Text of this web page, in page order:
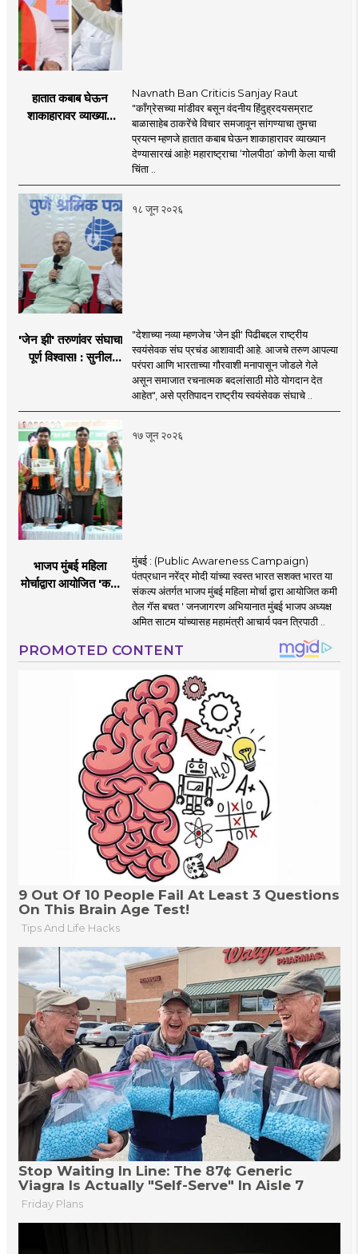
हातात कबाब घेऊन
शाकाहारावर व्याख्यान
Navnath Ban Criticis Sanjay Raut
"काँग्रेसच्या मांडीवर बसून वंदनीय हिंदुह्रदयसम्राट
बाळासाहेब ठाकरेंचे विचार समजावून सांगण्याचा तुमचा
प्रयत्न म्हणजे हातात कबाब घेऊन शाकाहारावर व्याख्यान
देण्यासारखं आहे! महाराष्ट्राचा ‘गोलपीठा’ कोणी केला याची
चिंता ..
१८ जून २०२६
'जेन झी' तरुणांवर संघाचा
पूर्ण विश्वास! : सुनील
"देशाच्या नव्या म्हणजेच 'जेन झी' पिढीबद्दल राष्ट्रीय
स्वयंसेवक संघ प्रचंड आशावादी आहे. आजचे तरुण आपल्या
परंपरा आणि भारताच्या गौरवाशी मनापासून जोडले गेले
असून समाजात रचनात्मक बदलांसाठी मोठे योगदान देत
आहेत", असे प्रतिपादन राष्ट्रीय स्वयंसेवक संघाचे ..
१७ जून २०२६
भाजप मुंबई महिला
मोर्चाद्वारा आयोजित 'कमी
मुंबई : (Public Awareness Campaign)
पंतप्रधान नरेंद्र मोदी यांच्या स्वस्त भारत सशक्त भारत या
संकल्प अंतर्गत भाजप मुंबई महिला मोर्चा द्वारा आयोजित कमी
तेल गॅस बचत ' जनजागरण अभियानात मुंबई भाजप अध्यक्ष
अमित साटम यांच्यासह महामंत्री आचार्य पवन त्रिपाठी ..